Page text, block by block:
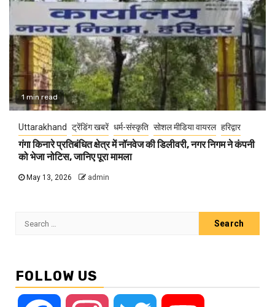
1 min read
Uttarakhand ट्रेंडिंग खबरें धर्म-संस्कृति सोशल मीडिया वायरल हरिद्वार
गंगा किनारे प्रतिबंधित क्षेत्र में नॉनवेज की डिलीवरी, नगर निगम ने कंपनी
को भेजा नोटिस, जानिए पूरा मामला
May 13, 2026 admin
Search
FOLLOW US